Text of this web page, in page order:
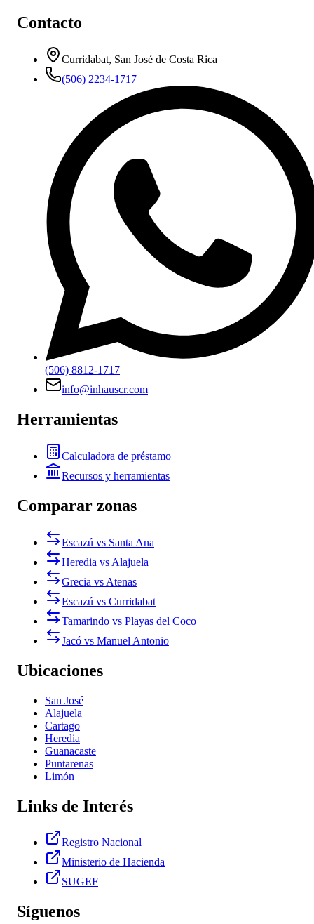
Contacto
Curridabat, San José de Costa Rica
(506) 2234-1717
(506) 8812-1717
info@inhauscr.com
Herramientas
Calculadora de préstamo
Recursos y herramientas
Comparar zonas
Escazú vs Santa Ana
Heredia vs Alajuela
Grecia vs Atenas
Escazú vs Curridabat
Tamarindo vs Playas del Coco
Jacó vs Manuel Antonio
Ubicaciones
San José
Alajuela
Cartago
Heredia
Guanacaste
Puntarenas
Limón
Links de Interés
Registro Nacional
Ministerio de Hacienda
SUGEF
Síguenos